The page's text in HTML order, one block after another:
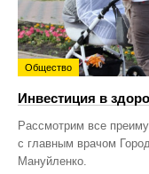
Общество
Инвестиция в
Рассмотрим все
с главным врачом
Мануйленко.